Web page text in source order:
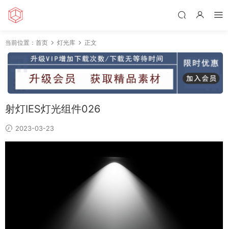
当前位置： 首页 灯光库 正文
射灯IES灯光组件026
2023-03-23